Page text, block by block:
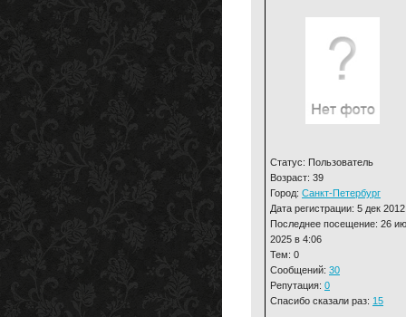
Статус: Пользователь
Возраст: 39
Город: Санкт-Петербург
Дата регистрации: 5 дек 2012
Последнее посещение: 26
2025 в 4:06
Тем: 0
Сообщений: 30
Репутация: 0
Спасибо сказали раз: 15